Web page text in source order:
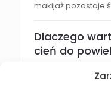
makijaż pozostaje
Dlaczego
cień do